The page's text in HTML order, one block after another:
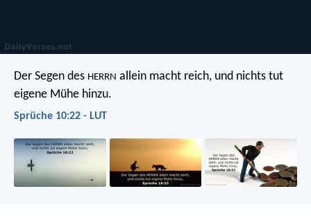
Der Segen des HERRN allein macht reich, und nichts tut
eigene Mühe hinzu.
Sprüche 10:22 - LUT